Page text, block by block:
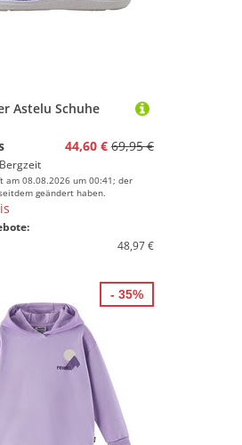
Astelu Schuhe
44,60 € 69,95 €
Bergzeit
am 08.08.2026 um 00:41; der
geändert haben.
48,97 €
- 35%